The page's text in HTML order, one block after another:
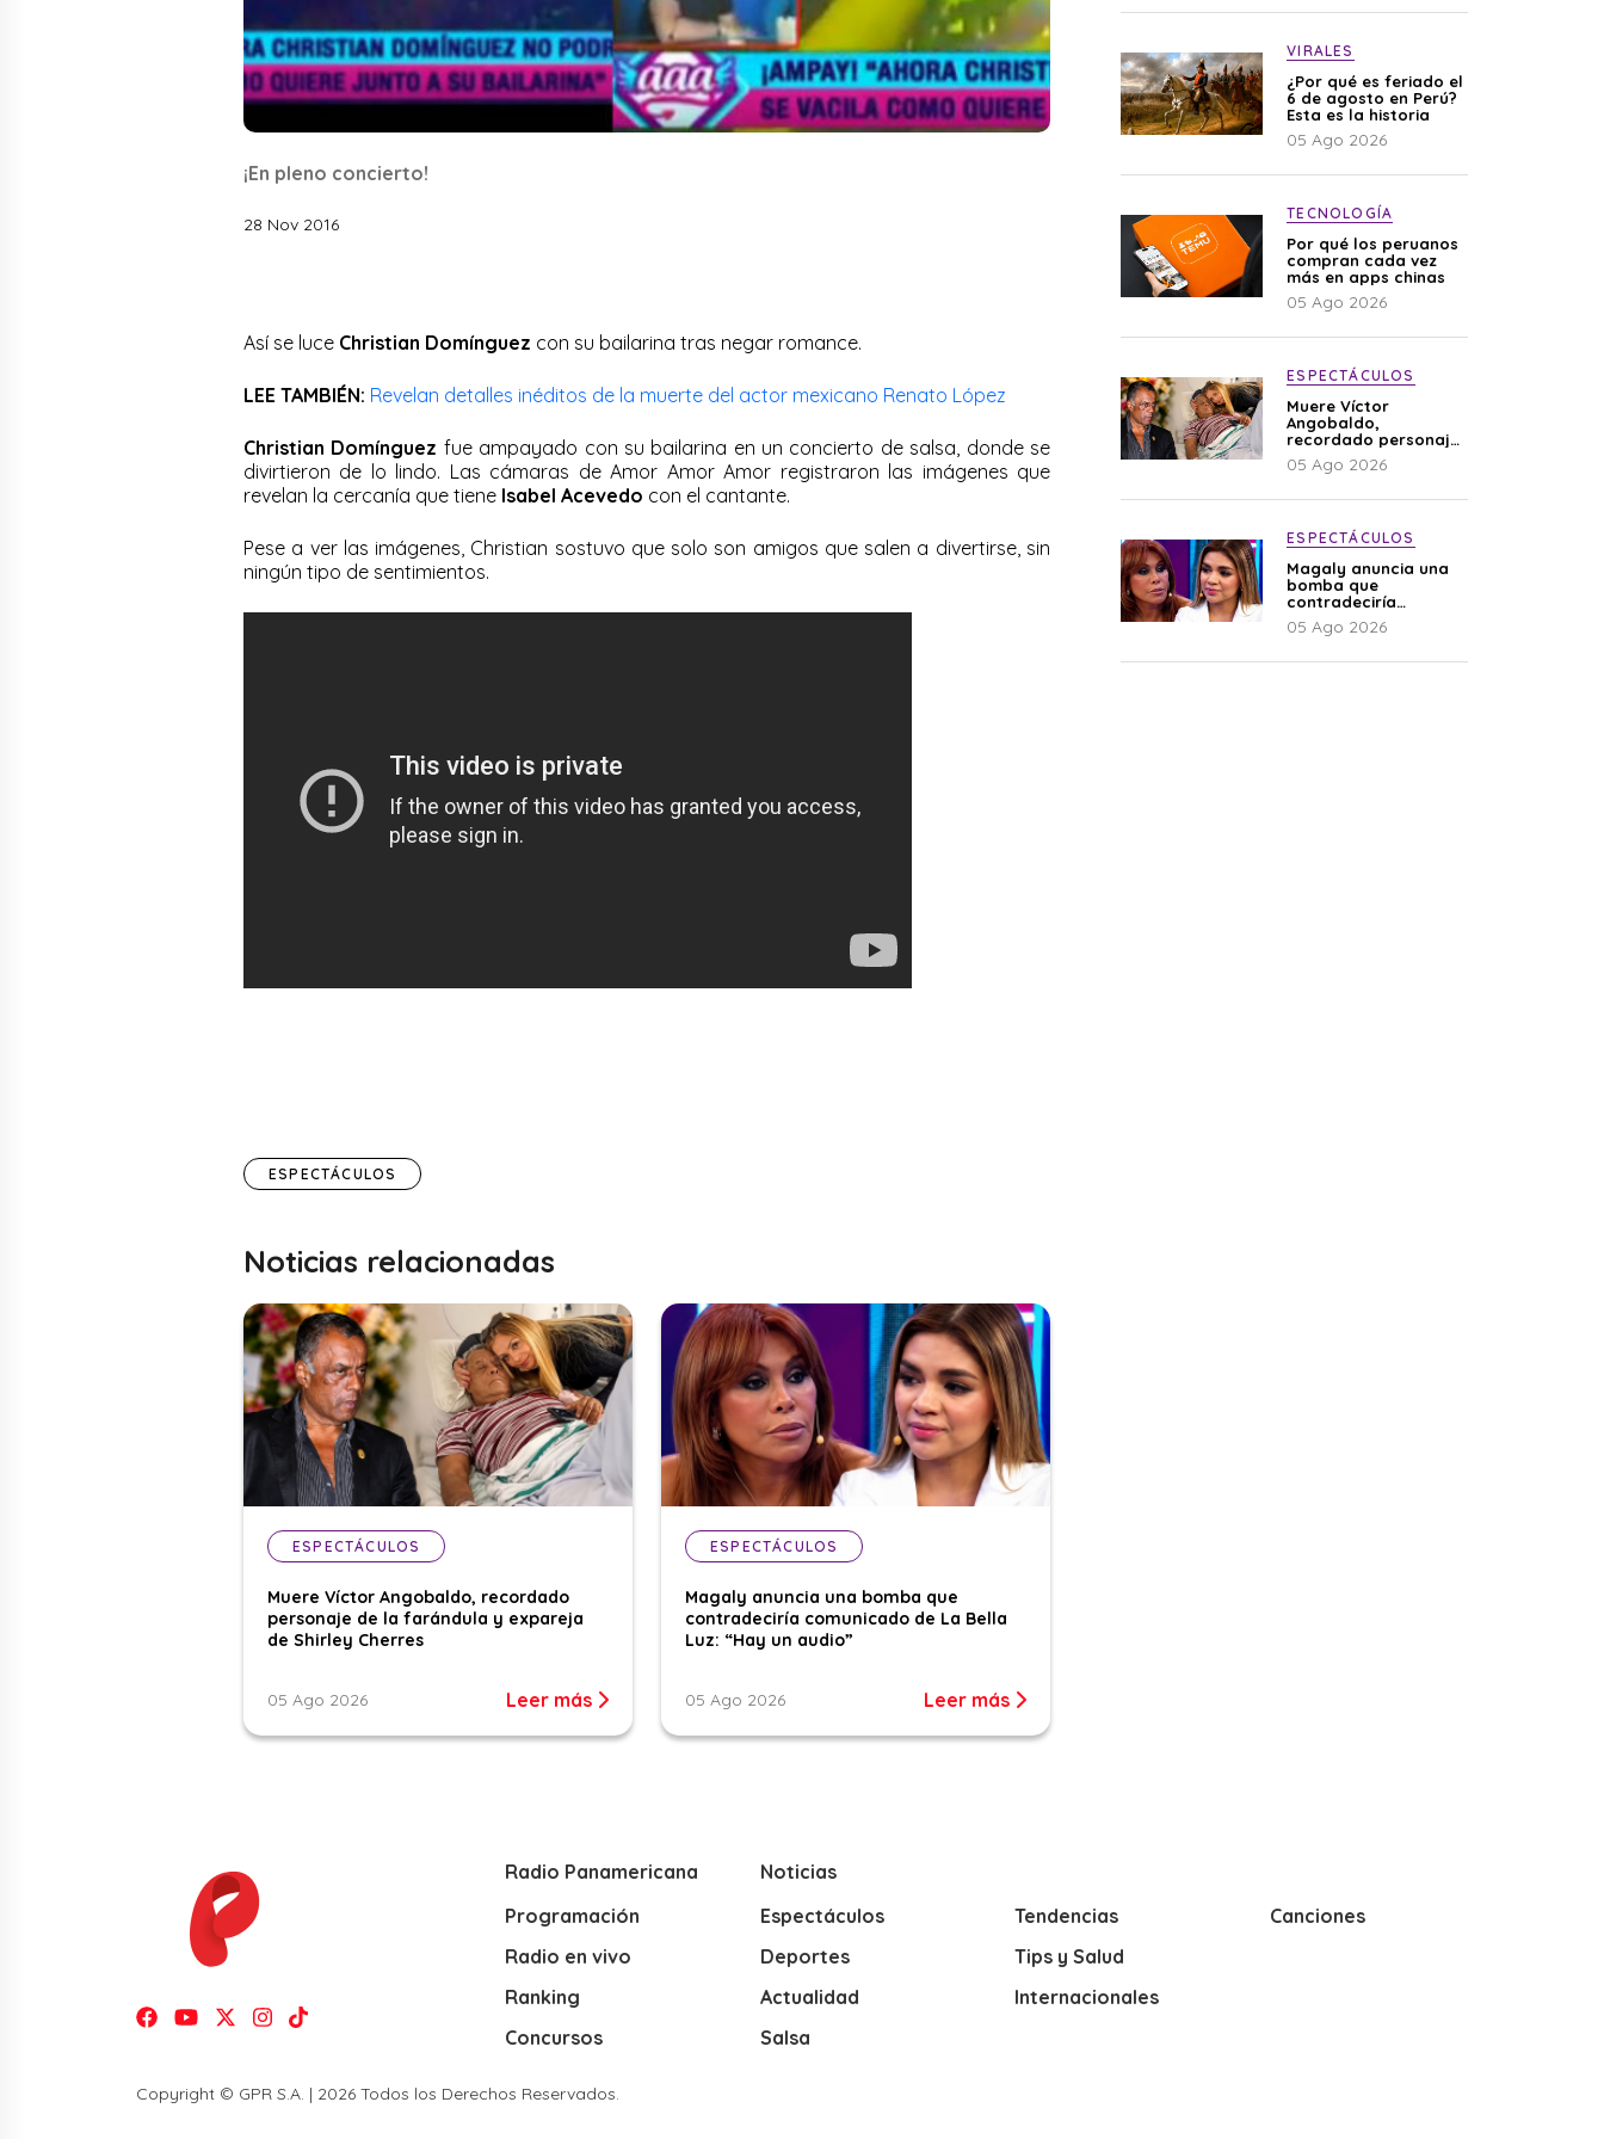
¡En pleno concierto!
28 Nov 2016
Así se luce Christian Domínguez con su bailarina tras negar romance.
LEE TAMBIÉN: Revelan detalles inéditos de la muerte del actor mexicano Renato López
Christian Domínguez fue ampayado con su bailarina en un concierto de salsa, donde se
divirtieron de lo lindo. Las cámaras de Amor Amor Amor registraron las imágenes que
revelan la cercanía que tiene Isabel Acevedo con el cantante.
Pese a ver las imágenes, Christian sostuvo que solo son amigos que salen a divertirse, sin
ningún tipo de sentimientos.
ESPECTÁCULOS
Noticias relacionadas
ESPECTÁCULOS
Muere Víctor Angobaldo, recordado
personaje de la farándula y expareja
de Shirley Cherres
05 Ago 2026 Leer más
ESPECTÁCULOS
Magaly anuncia una bomba que
contradeciría comunicado de La Bella
Luz: “Hay un audio”
05 Ago 2026 Leer más
VIRALES
¿Por qué es feriado el
6 de agosto en Perú?
Esta es la historia
05 Ago 2026
TECNOLOGÍA
Por qué los peruanos
compran cada vez
más en apps chinas
05 Ago 2026
ESPECTÁCULOS
Muere Víctor
Angobaldo,
recordado personaje
de la farándula y
expareja de Shirley
05 Ago 2026
ESPECTÁCULOS
Magaly anuncia una
bomba que
contradeciría
comunicado de La
Bella Luz: “Hay un
05 Ago 2026
Radio Panamericana
Programación
Radio en vivo
Ranking
Concursos
Noticias
Espectáculos
Deportes
Actualidad
Salsa
Tendencias
Tips y Salud
Internacionales
Canciones
Copyright © GPR S.A. | 2026 Todos los Derechos Reservados.